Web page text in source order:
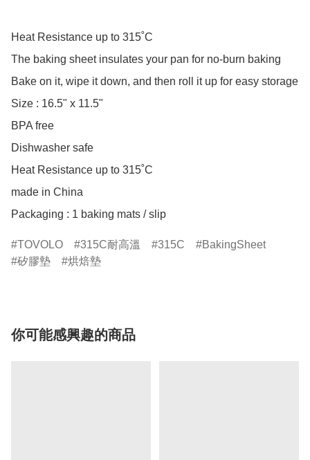
Heat Resistance up to 315˚C
The baking sheet insulates your pan for no-burn baking
Bake on it, wipe it down, and then roll it up for easy storage
Size : 16.5" x 11.5"
BPA free
Dishwasher safe
Heat Resistance up to 315˚C
made in China
Packaging : 1 baking mats / slip
TOVOLO 315C耐高溫 315C
BakingSheet
矽膠墊
烘焙墊
你可能感興趣的商品